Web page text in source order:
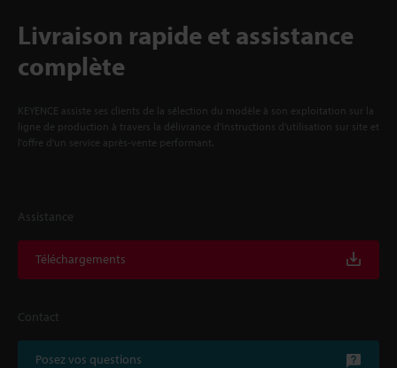
Livraison rapide et assistance
complète
KEYENCE assiste ses clients de la sélection du modèle à son exploitation sur la
ligne de production à travers la délivrance d'instructions d'utilisation sur site et
l'offre d'un service après-vente performant.
Assistance
Téléchargements
Contact
Posez vos questions